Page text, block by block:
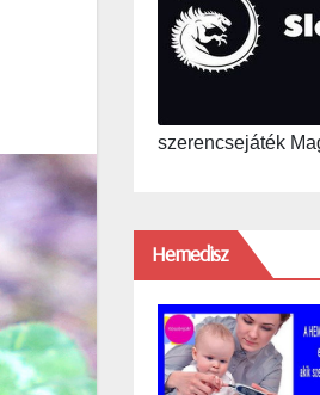
szerencsejáték
Hemedisz